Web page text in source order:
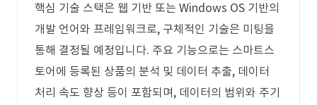
핵심 기술 스택은 웹 기반 또는 Windows OS 기반의
개발 언어와 프레임워크로, 구체적인 기술은 미팅을
통해 결정될 예정입니다. 주요 기능으로는 스마트스
토어에 등록된 상품의 분석 및 데이터 추출, 데이터
처리 속도 향상 등이 포함되며, 데이터의 범위와 주기